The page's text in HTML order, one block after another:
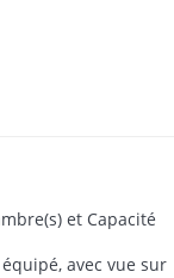
et Capacité
avec vue sur